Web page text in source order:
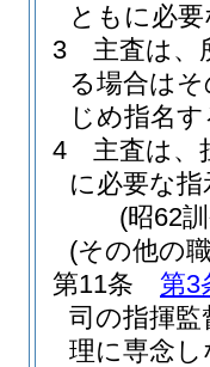
ともに必
3
主査は、
る場合は
じめ指名
4
主査は、
に必要な
(昭62
(その他の
第11条
第3
司の指揮
理に専念